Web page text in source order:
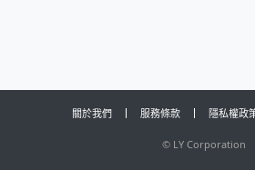
關於我們 服務條款 隱私權政
© LY Corporation